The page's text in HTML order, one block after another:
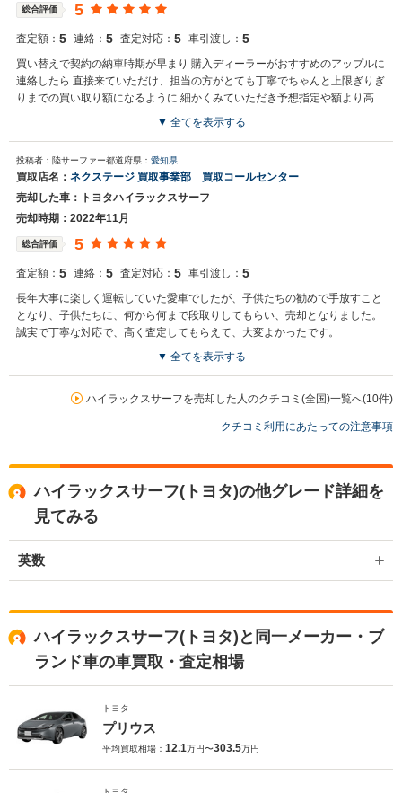
総合評価 5
査定額： 5 連絡： 5 査定対応： 5 車引渡し： 5
買い替えで契約の納車時期が早まり 購入ディーラーがおすすめのアップルに
連絡したら 直接来ていただけ、担当の方がとても丁寧でちゃんと上限ぎりぎ
りまでの買い取り額になるように 細かくみていただき予想指定や額より高く
▼ 全てを表示する
投稿者：陸サーファー都道府県： 愛知県
買取店名： ネクステージ 買取事業部 買取コールセンター
売却した車：トヨタハイラックスサーフ
売却時期：2022年11月
総合評価 5
査定額： 5 連絡： 5 査定対応： 5 車引渡し： 5
長年大事に楽しく運転していた愛車でしたが、子供たちの勧めで手放すこと
となり、子供たちに、何から何まで段取りしてもらい、売却となりました。
誠実で丁寧な対応で、高く査定してもらえて、大変よかったです。
買取店からの返信
お世話になっております。 株式会社ネクステージでございます。 この
しております。 またお車のことで何かございましたら、是非ネクステ
ージをご利用いただけますと幸いでございます。 今後とも宜しくお願
い申し上げます。
▼ 全てを表示する
ハイラックスサーフを売却した人のクチコミ(全国)一覧へ(10件)
クチコミ利用にあたっての注意事項
ハイラックスサーフ(トヨタ)の他グレード詳細を
見てみる
英数
ハイラックスサーフ(トヨタ)と同一メーカー・ブ
ランド車の車買取・査定相場
トヨタ
プリウス
平均買取相場： 12.1万円〜303.5万円